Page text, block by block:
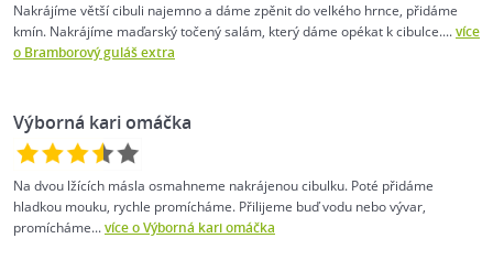
Nakrájíme větší cibuli najemno a dáme zpěnit do velkého hrnce, přidáme
kmín. Nakrájíme maďarský točený salám, který dáme opékat k cibulce....více
o Bramborový guláš extra
Výborná kari omáčka
Na dvou lžících másla osmahneme nakrájenou cibulku. Poté přidáme
hladkou mouku, rychle promícháme. Přilijeme buď vodu nebo vývar,
promícháme...více o Výborná kari omáčka